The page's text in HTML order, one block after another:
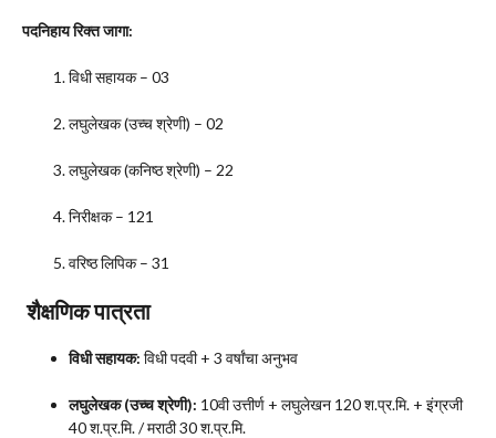
पदनिहाय रिक्त जागा:
विधी सहायक – 03
लघुलेखक (उच्च श्रेणी) – 02
लघुलेखक (कनिष्ठ श्रेणी) – 22
निरीक्षक – 121
वरिष्ठ लिपिक – 31
शैक्षणिक पात्रता
विधी सहायक: विधी पदवी + 3 वर्षांचा अनुभव
लघुलेखक (उच्च श्रेणी): 10वी उत्तीर्ण + लघुलेखन 120 श.प्र.मि. + इंग्रजी
40 श.प्र.मि. / मराठी 30 श.प्र.मि.